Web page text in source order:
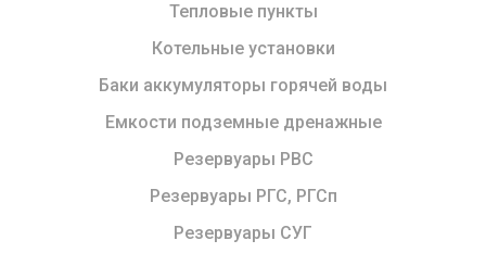
Тепловые пункты
Котельные установки
Баки аккумуляторы горячей воды
Емкости подземные дренажные
Резервуары РВС
Резервуары РГС, РГСп
Резервуары СУГ